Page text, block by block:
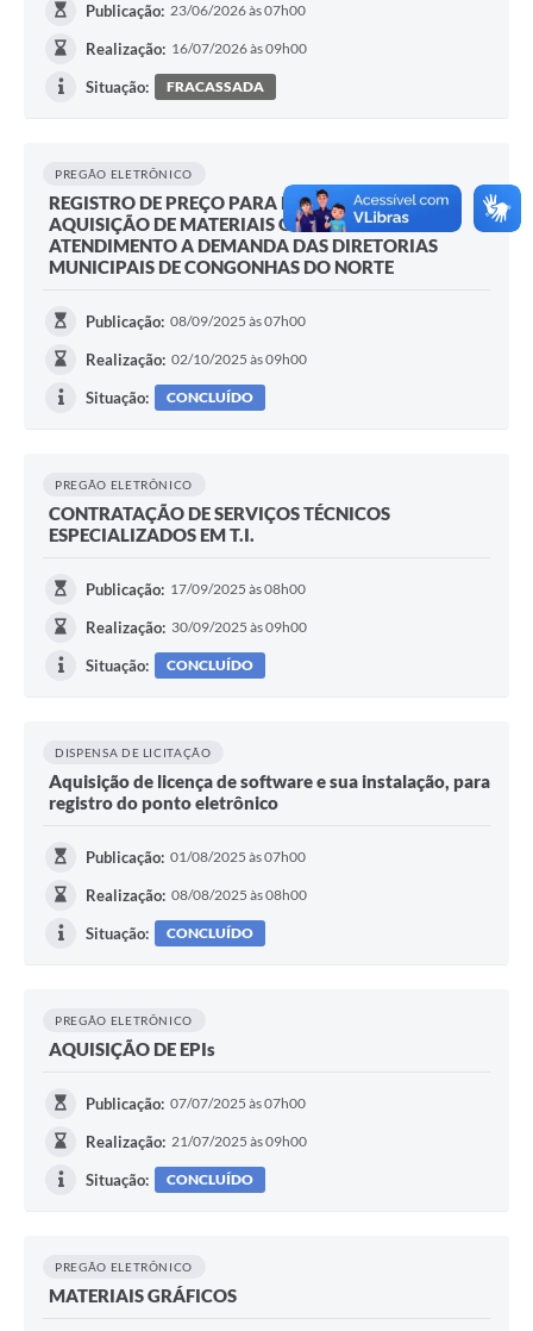
Publicação: 23/06/2026 às 07h00
Realização: 16/07/2026 às 09h00
Situação: FRACASSADA
PREGÃO ELETRÔNICO
REGISTRO DE PREÇO PARA FUTURA E EVENTUAL
AQUISIÇÃO DE MATERIAIS GRÁFICOS EM
ATENDIMENTO A DEMANDA DAS DIRETORIAS
MUNICIPAIS DE CONGONHAS DO NORTE
Publicação: 08/09/2025 às 07h00
Realização: 02/10/2025 às 09h00
Situação: CONCLUÍDO
PREGÃO ELETRÔNICO
CONTRATAÇÃO DE SERVIÇOS TÉCNICOS
ESPECIALIZADOS EM T.I.
Publicação: 17/09/2025 às 08h00
Realização: 30/09/2025 às 09h00
Situação: CONCLUÍDO
DISPENSA DE LICITAÇÃO
Aquisição de licença de software e sua instalação, para
registro do ponto eletrônico
Publicação: 01/08/2025 às 07h00
Realização: 08/08/2025 às 08h00
Situação: CONCLUÍDO
PREGÃO ELETRÔNICO
AQUISIÇÃO DE EPIs
Publicação: 07/07/2025 às 07h00
Realização: 21/07/2025 às 09h00
Situação: CONCLUÍDO
PREGÃO ELETRÔNICO
MATERIAIS GRÁFICOS